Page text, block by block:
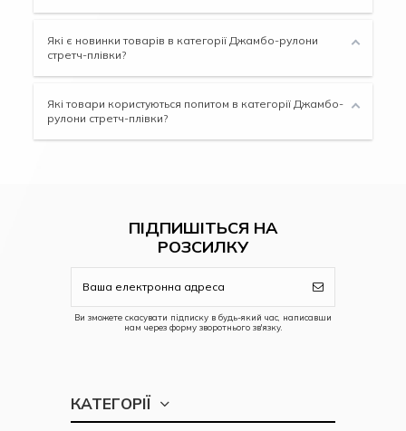
Які є новинки товарів в категорії Джамбо-рулони
стретч-плівки?
Які товари користуються попитом в категорії Джамбо-
рулони стретч-плівки?
ПІДПИШІТЬСЯ НА
РОЗСИЛКУ
Ви зможете скасувати підписку в будь-який час, написавши
нам через форму зворотнього зв'язку.
КАТЕГОРІЇ